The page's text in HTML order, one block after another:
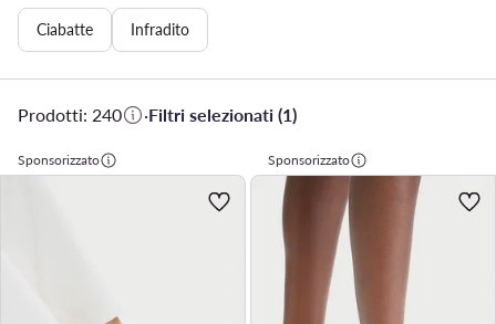
Ciabatte Infradito
Prodotti: 240 ·Filtri selezionati (1)
Sponsorizzato Sponsorizzato